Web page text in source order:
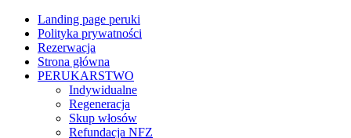
Landing page peruki
Polityka prywatności
Rezerwacja
Strona główna
PERUKARSTWO
Indywidualne
Regeneracja
Skup włosów
Refundacja NFZ